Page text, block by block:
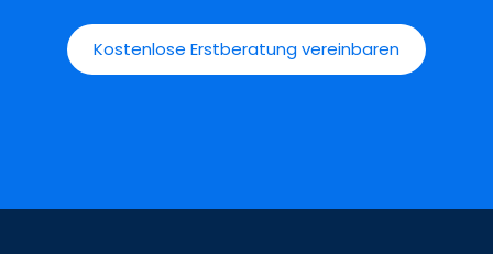
Kostenlose Erstberatung vereinbaren